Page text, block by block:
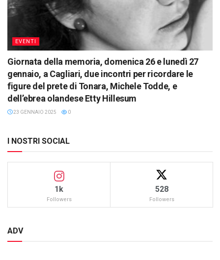
EVENTI
Giornata della memoria, domenica 26 e lunedì 27
gennaio, a Cagliari, due incontri per ricordare le
figure del prete di Tonara, Michele Todde, e
dell’ebrea olandese Etty Hillesum
23 GENNAIO 2025 0
I NOSTRI SOCIAL
1k
Followers
528
Followers
ADV